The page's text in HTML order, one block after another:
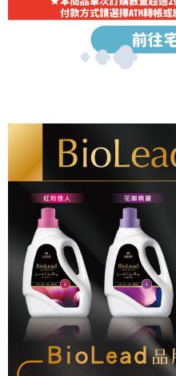
台灣樂天信用卡公司
【大哥付你分期使用說明】
1.本服務由台灣大哥大提供，台灣
2.付款方式選擇「大哥付你分期」
流程，驗證手機門號後，選擇欲分
法說明評估內容。
【繳款方式說明】
1.分期款項不併入電信帳單，「大
2.透過簡訊連結打開帳單後，可選
帳／街口支付／iPASS MONEY」等
【注意事項】
1.本服務係由「台灣大哥大股份有
用戶於交易時，得透過本服務購買
買賣價金債權讓與本公司後，依約
2.基於同意付款使用「大哥付你分
資料（包含姓名、電話或地址）提
由本公司與您本人進行分期帳單所
3.完整用戶服務條款，請詳閱以下連
AFTEE先享後付
１．簡單：不需註冊會員、不需綁卡
２．便利：只要手機號碼，簡訊認證
３．安心：先確認商品／服務後，再
【「AFTEE先享後付」結帳流程】
１．於結帳方式選擇「AFTEE先享
結帳頁面，進行簡訊認證並確認金額
２．訂單成立數日內，您將收到繳
３．收到繳費通知簡訊後14天內，
ATM／網路銀行／等多元方式進行付
※ 請注意：結帳手續完成當下不需
購買商品的店家。未經商家同意取
後付繳納相關費用。
※ 交易是否成功請以「AFTEE先享
是否繳費成功／繳費後需取消欲退
客戶支援中心」
https://
【注意事項】
會員帳號後，即可在購物車使用
運送方式
每筆NT$90，滿NT$1,000(含以